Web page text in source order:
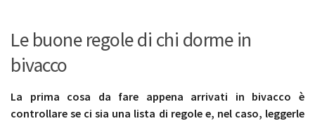
Le buone regole di chi dorme in
bivacco
La prima cosa da fare appena arrivati in bivacco è
controllare se ci sia una lista di regole e, nel caso, leggerle